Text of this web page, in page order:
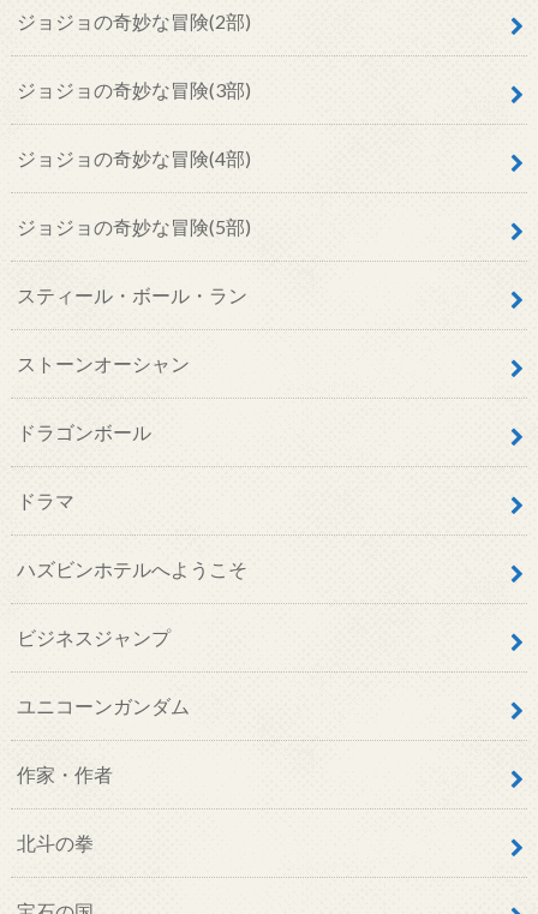
ジョジョの奇妙な冒険(2部)
ジョジョの奇妙な冒険(3部)
ジョジョの奇妙な冒険(4部)
ジョジョの奇妙な冒険(5部)
スティール・ボール・ラン
ストーンオーシャン
ドラゴンボール
ドラマ
ハズビンホテルへようこそ
ビジネスジャンプ
ユニコーンガンダム
作家・作者
北斗の拳